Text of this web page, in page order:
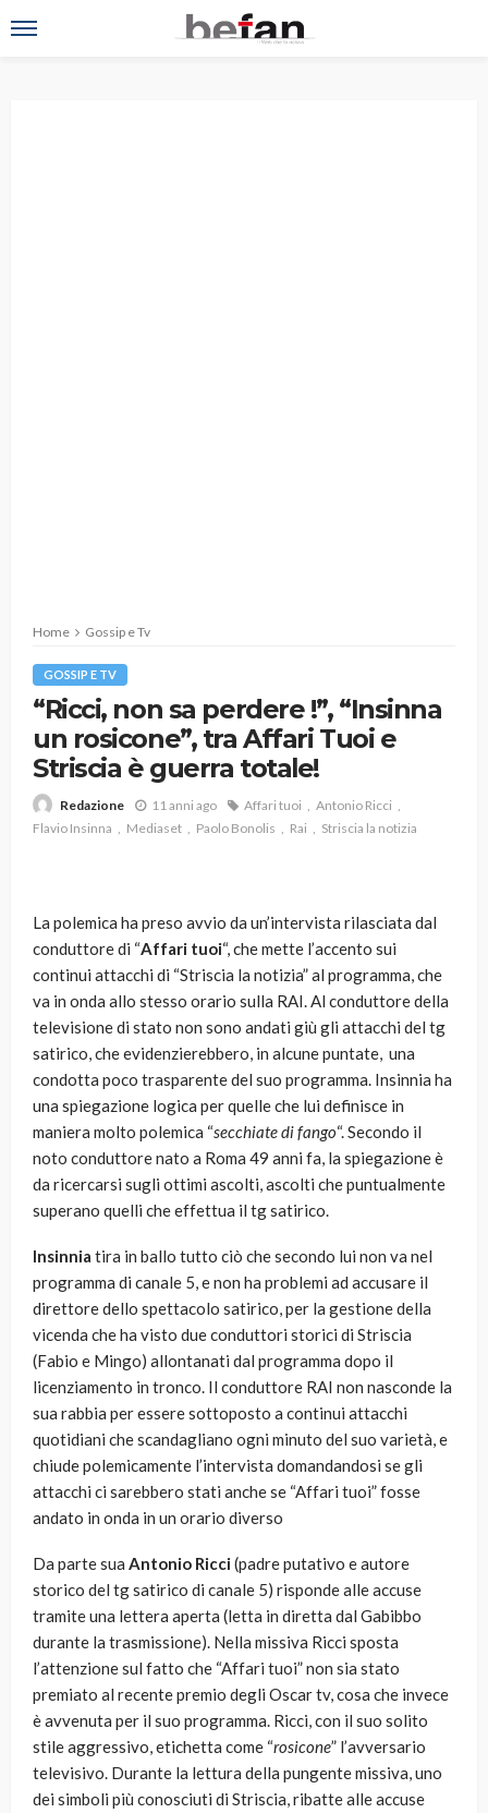
Home Gossip e Tv
GOSSIP E TV
“Ricci, non sa perdere !”, “Insinna
un rosicone”, tra Affari Tuoi e
Striscia è guerra totale!
Redazione 11 anni ago Affari tuoi
Antonio Ricci
Flavio Insinna
Mediaset Paolo Bonolis Rai Striscia la notizia
La polemica ha preso avvio da un’intervista rilasciata dal
conduttore di “Affari tuoi“, che mette l’accento sui
continui attacchi di “Striscia la notizia” al programma, che
va in onda allo stesso orario sulla RAI. Al conduttore della
televisione di stato non sono andati giù gli attacchi del tg
satirico, che evidenzierebbero, in alcune puntate, una
condotta poco trasparente del suo programma. Insinnia ha
una spiegazione logica per quelle che lui definisce in
maniera molto polemica “secchiate di fango“. Secondo il
noto conduttore nato a Roma 49 anni fa, la spiegazione è
da ricercarsi sugli ottimi ascolti, ascolti che puntualmente
superano quelli che effettua il tg satirico.
Insinnia tira in ballo tutto ciò che secondo lui non va nel
programma di canale 5, e non ha problemi ad accusare il
direttore dello spettacolo satirico, per la gestione della
vicenda che ha visto due conduttori storici di Striscia
(Fabio e Mingo) allontanati dal programma dopo il
licenziamento in tronco. Il conduttore RAI non nasconde la
sua rabbia per essere sottoposto a continui attacchi
quotidiani che scandagliano ogni minuto del suo varietà, e
chiude polemicamente l’intervista domandandosi se gli
attacchi ci sarebbero stati anche se “Affari tuoi” fosse
andato in onda in un orario diverso
Da parte sua Antonio Ricci(padre putativo e autore
storico del tg satirico di canale 5) risponde alle accuse
tramite una lettera aperta (letta in diretta dal Gabibbo
durante la trasmissione). Nella missiva Ricci sposta
l’attenzione sul fatto che “Affari tuoi” non sia stato
premiato al recente premio degli Oscar tv, cosa che invece
è avvenuta per il suo programma. Ricci, con il suo solito
stile aggressivo, etichetta come “rosicone” l’avversario
televisivo. Durante la lettura della pungente missiva, uno
dei simboli più conosciuti di Striscia, ribatte alle accuse